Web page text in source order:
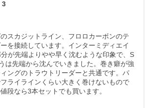
3
スカジットライン、フロロカーボンのテ
を接続しています。インターミディエイ
分が先端よりやや早く沈むような印象で、S
は先端から沈んでいきました。巻き癖が強
ングのトラウトリーダーと共通です。パ
ライラインくらい大きく巻けないもので
段なら3本セットでも買います。